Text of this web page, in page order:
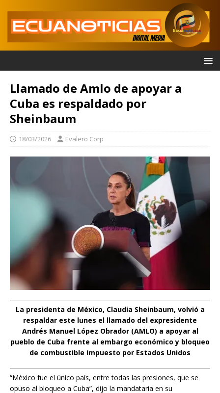
Llamado de Amlo de apoyar a
Cuba es respaldado por
Sheinbaum
18/03/2026 Evalero Corp
La presidenta de México, Claudia Sheinbaum, volvió a
respaldar este lunes el llamado del expresidente
Andrés Manuel López Obrador (AMLO) a apoyar al
pueblo de Cuba frente al embargo económico y bloqueo
de combustible impuesto por Estados Unidos
“México fue el único país, entre todas las presiones, que se
opuso al bloqueo a Cuba”, dijo la mandataria en su